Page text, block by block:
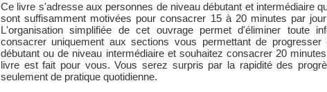
Ce livre s'adresse aux personnes de niveau débutant et intermédiaire
sont suffisamment motivées pour consacrer 15 à 20 minutes par
L'organisation simplifiée de cet ouvrage permet d'éliminer toute
consacrer uniquement aux sections vous permettant de
débutant ou de niveau intermédiaire et souhaitez consacrer 20
livre est fait pour vous. Vous serez surpris par la rapidité des
seulement de pratique quotidienne.